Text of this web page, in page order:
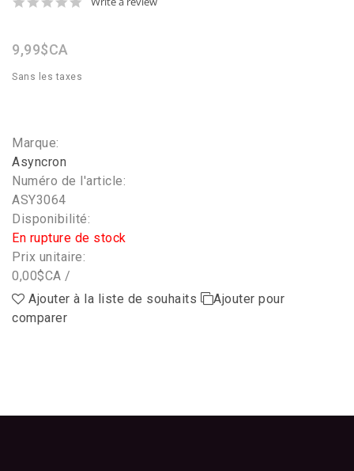
9,99$CA
Sans les taxes
Marque:
Asyncron
Numéro de l'article:
ASY3064
Disponibilité:
En rupture de stock
Prix unitaire:
0,00$CA /
Ajouter à la liste de souhaits
Ajouter pour
comparer